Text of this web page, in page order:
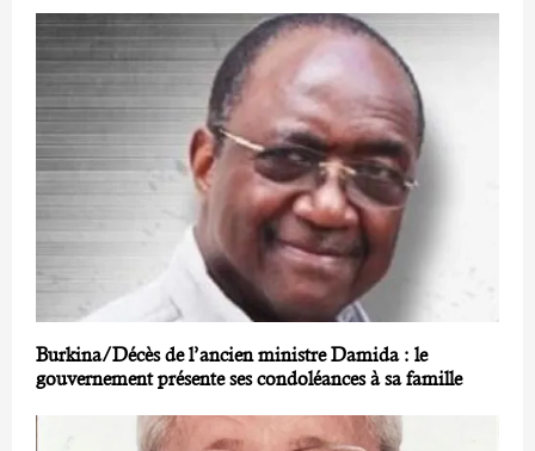
Burkina/Décès de l’ancien ministre Damida : le
gouvernement présente ses condoléances à sa famille